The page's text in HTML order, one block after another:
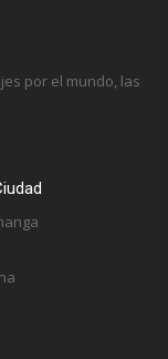
por el mundo, las